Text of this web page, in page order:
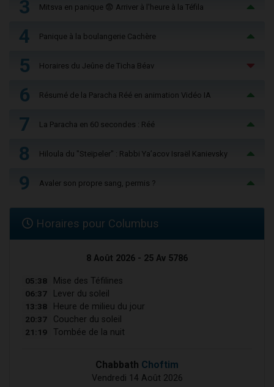
3 Mitsva en panique 😨 Arriver à l'heure à la Téfila
4 Panique à la boulangerie Cachère
5 Horaires du Jeûne de Ticha Béav
6 Résumé de la Paracha Réé en animation Vidéo IA
7 La Paracha en 60 secondes : Réé
8 Hiloula du "Steïpeler" : Rabbi Ya’acov Israël Kanievsky
9 Avaler son propre sang, permis ?
Horaires pour Columbus
8 Août 2026 - 25 Av 5786
05:38 Mise des Téfilines
06:37 Lever du soleil
13:38 Heure de milieu du jour
20:37 Coucher du soleil
21:19 Tombée de la nuit
Chabbath Choftim
Vendredi 14 Août 2026